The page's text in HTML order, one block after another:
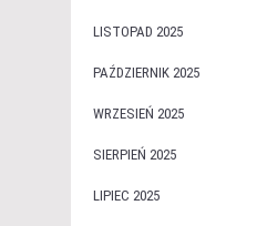
LISTOPAD 2025
PAŹDZIERNIK 2025
WRZESIEŃ 2025
SIERPIEŃ 2025
LIPIEC 2025